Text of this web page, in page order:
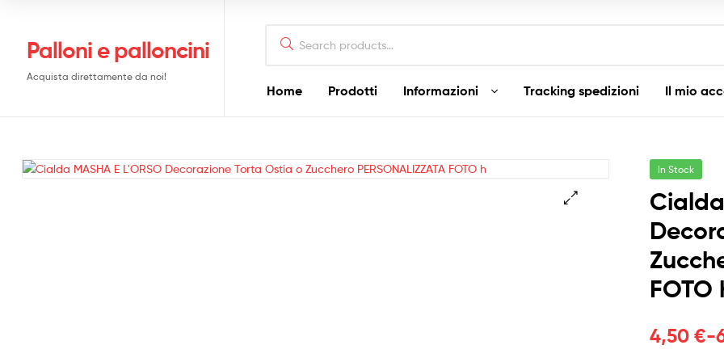
Palloni e palloncini
Acquista direttamente da noi!
for:
Home Prodotti Informazioni Tracking spedizioni Il mio
In Stock
Cialda
FOTO
4,50€-
Fascia